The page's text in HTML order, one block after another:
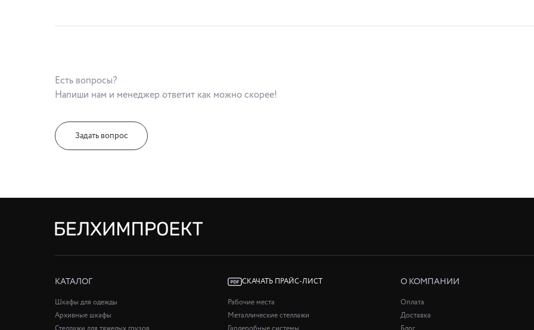
Есть вопросы?
Напиши нам и менеджер ответит как можно скорее!
Задать вопрос
КАТАЛОГ СКАЧАТЬ ПРАЙС-ЛИСТ
Шкафы для одежды
Архивные шкафы
Рабочие места
Металлические стеллажи
О КОМПАНИИ
Оплата
Доставка